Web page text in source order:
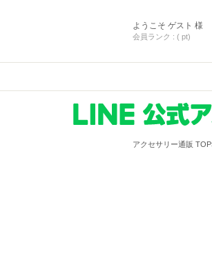
ようこそ ゲスト 様
会員ランク : ( pt)
アクセサリー通販 TOP